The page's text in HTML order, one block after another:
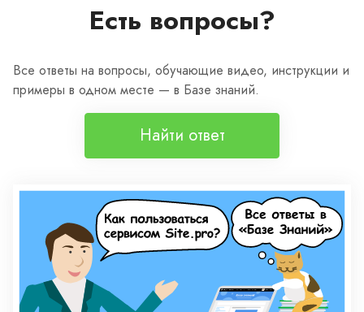
Есть вопросы?
Все ответы на вопросы, обучающие видео, инструкции и
примеры в одном месте — в Базе знаний.
Найти ответ